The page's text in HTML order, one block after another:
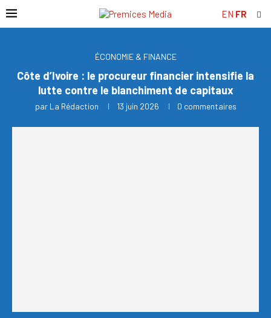
EN FR
ÉCONOMIE & FINANCE
Côte d’Ivoire : le procureur financier intensifie la
lutte contre le blanchiment de capitaux
par La Rédaction 13 juin 2026 0 commentaires